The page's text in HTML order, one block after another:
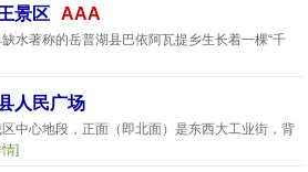
景区 AAA
水著称的岳普湖县巴依阿瓦提乡生长着一棵“千
人民广场
中心地段，正面（即北面）是东西大工业街，背
情]